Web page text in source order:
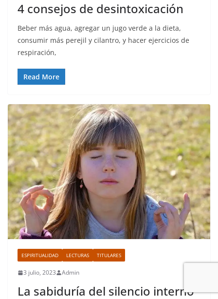
4 consejos de desintoxicación
Beber más agua, agregar un jugo verde a la dieta,
consumir más perejil y cilantro, y hacer ejercicios de
respiración,
Read More
ESPIRITUALIDAD LECTURAS TITULARES
3 julio, 2023 Admin
La sabiduría del silencio interno